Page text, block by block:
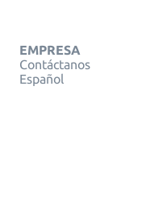
EMPRESA
Contáctanos
Español